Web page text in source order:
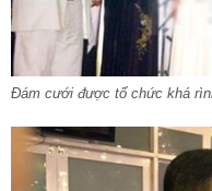
Đám cưới được tổ chức khá